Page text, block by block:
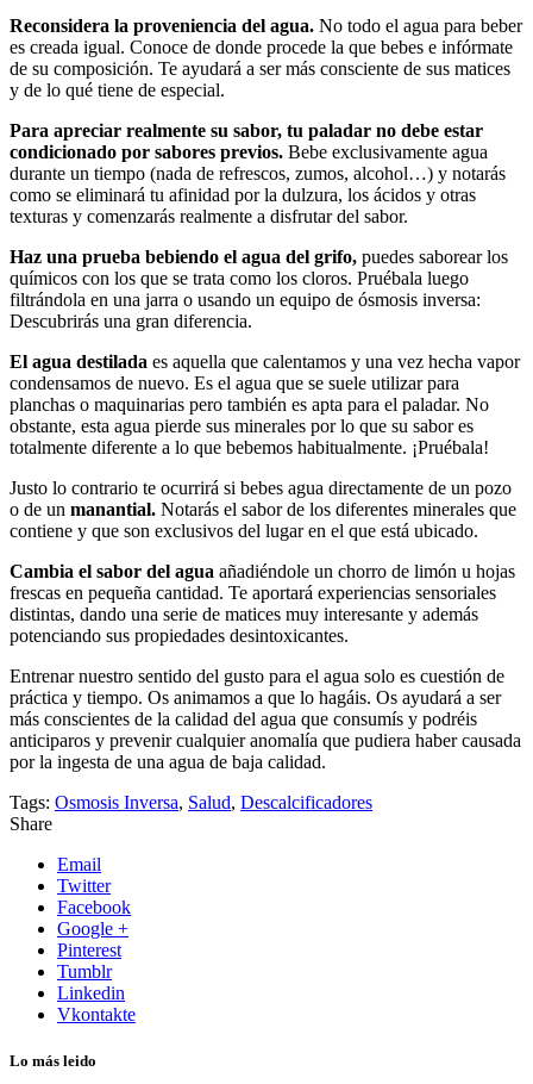
Reconsidera la proveniencia del agua. No todo el agua para beber
es creada igual. Conoce de donde procede la que bebes e infórmate
de su composición. Te ayudará a ser más consciente de sus matices
y de lo qué tiene de especial.
Para apreciar realmente su sabor, tu paladar no debe estar
condicionado por sabores previos. Bebe exclusivamente agua
durante un tiempo (nada de refrescos, zumos, alcohol…) y notarás
como se eliminará tu afinidad por la dulzura, los ácidos y otras
texturas y comenzarás realmente a disfrutar del sabor.
Haz una prueba bebiendo el agua del grifo, puedes saborear los
químicos con los que se trata como los cloros. Pruébala luego
filtrándola en una jarra o usando un equipo de ósmosis inversa:
Descubrirás una gran diferencia.
El agua destilada es aquella que calentamos y una vez hecha vapor
condensamos de nuevo. Es el agua que se suele utilizar para
planchas o maquinarias pero también es apta para el paladar. No
obstante, esta agua pierde sus minerales por lo que su sabor es
totalmente diferente a lo que bebemos habitualmente. ¡Pruébala!
Justo lo contrario te ocurrirá si bebes agua directamente de un pozo
o de un manantial. Notarás el sabor de los diferentes minerales que
contiene y que son exclusivos del lugar en el que está ubicado.
Cambia el sabor del agua añadiéndole un chorro de limón u hojas
frescas en pequeña cantidad. Te aportará experiencias sensoriales
distintas, dando una serie de matices muy interesante y además
potenciando sus propiedades desintoxicantes.
Entrenar nuestro sentido del gusto para el agua solo es cuestión de
práctica y tiempo. Os animamos a que lo hagáis. Os ayudará a ser
más conscientes de la calidad del agua que consumís y podréis
anticiparos y prevenir cualquier anomalía que pudiera haber causada
por la ingesta de una agua de baja calidad.
Tags: Osmosis Inversa, Salud, Descalcificadores
Share
Email
Twitter
Facebook
Google +
Pinterest
Tumblr
Linkedin
Vkontakte
Lo más leido